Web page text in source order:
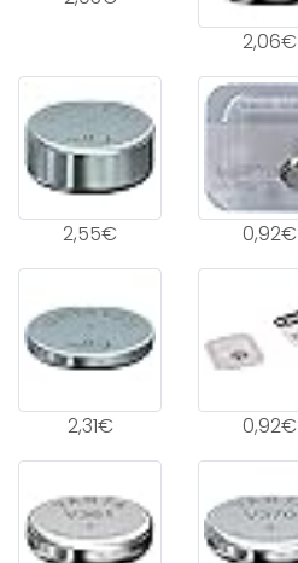
2,06€
2,55€ 0,92€
2,31€ 0,92€